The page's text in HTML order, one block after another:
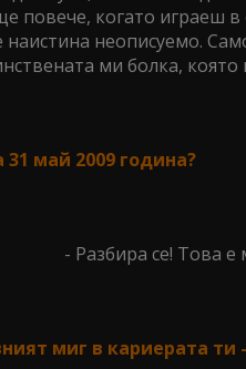
повече, когато играеш
наистина неописуемо.
ми болка,
май 2009 година?
- Разбира се! Това
миг в кариерата